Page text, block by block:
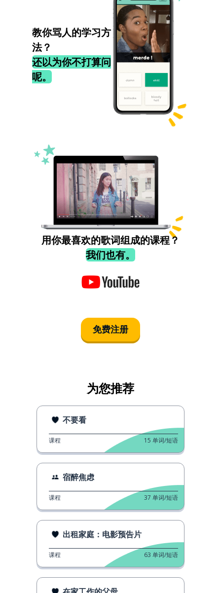
教你骂人的学习方
法？
还以为你不打算问
呢。
用你最喜欢的歌词组成的课程？
我们也有。
免费注册
为您推荐
不要看
课程 15 单词/短语
宿醉焦虑
课程 37 单词/短语
出租家庭：电影预告片
课程 63 单词/短语